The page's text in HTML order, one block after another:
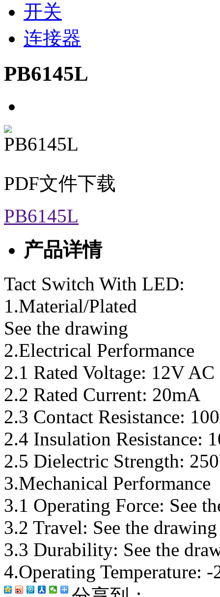
开关
连接器
PB6145L
PDF文件下载
PB6145L
产品详情
Tact Switch With LED:
1.Material/Plated
See the drawing
2.Electrical Performance
2.1 Rated Voltage: 12V AC
2.2 Rated Current: 20mA
2.3 Contact Resistance:
2.4 Insulation Resistance:
2.5 Dielectric Strength:
3.Mechanical Performance
3.1 Operating Force: See
3.2 Travel: See the drawing
3.3 Durability: See the
4.Operating Temperature: -